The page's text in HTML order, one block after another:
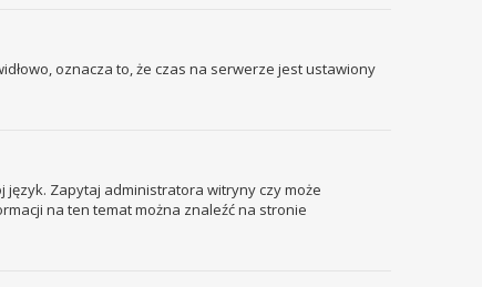
oznacza to, że czas na serwerze jest ustawiony
język. Zapytaj administratora witryny czy może
na ten temat można znaleźć na stronie